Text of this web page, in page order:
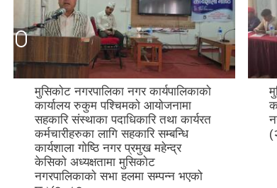
मुसिकाेट नगरपालिकाकाे नगर
कार्यपालिकाकाे ४८ औँ बैठक
नगरपालिकाकाे सभा हलमा सुरु भएको छ।
(२०८२-०२-२१)